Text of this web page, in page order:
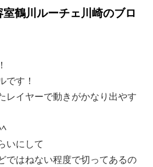
鶴川ルーチェ川崎のブロ
です！
レイヤーで動きがかなり出やす
いにして
ではねない程度で切ってあるの